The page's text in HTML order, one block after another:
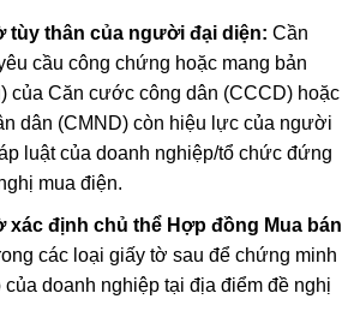
tùy thân của người đại diện: Cần
cầu công chứng hoặc mang bản
của Căn cước công dân (CCCD) hoặc
dân (CMND) còn hiệu lực của người
luật của doanh nghiệp/tổ chức đứng
mua điện.
xác định chủ thể Hợp đồng Mua bán
các loại giấy tờ sau để chứng minh
doanh nghiệp tại địa điểm đề nghị